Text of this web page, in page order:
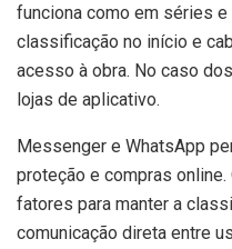
funciona como em séries
classificação no início e
acesso à obra. No caso
lojas de aplicativo.
Messenger e WhatsApp
proteção e compras
fatores para manter a
comunicação direta entre